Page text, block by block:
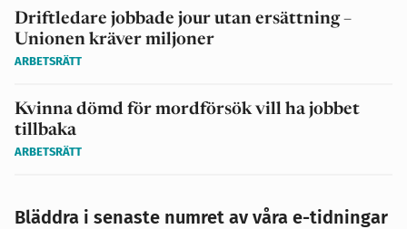
Driftledare jobbade jour utan ersättning –
Unionen kräver miljoner
ARBETSRÄTT
Kvinna dömd för mordförsök vill ha jobbet
tillbaka
ARBETSRÄTT
Bläddra i senaste numret av våra e-tidningar